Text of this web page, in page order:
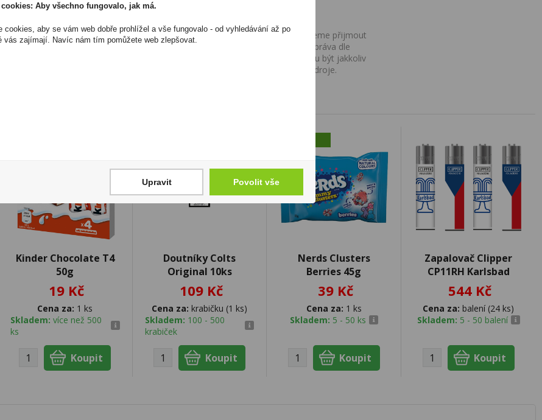
Sudy: bílý americký dub po burbonu
I přesto, že jsou informace o výrobcích pravidelně aktualizovány, nemůžeme přijmout
odpovědnost za jakékoliv nesprávné informace. To však nemá vliv na Vaše práva dle
zákona. Tyto informace jsou podávány pouze pro osobní použití a nemohou být jakkoliv
kopírovány bez předchozího souhlasu DonPealo ani bez řádného uvedení zdroje.
Kinder Chocolate T4
50g
19 Kč
Cena za: 1 ks
Skladem:více než 500
ks
Doutníky Colts
Original 10ks
109 Kč
Cena za: krabičku (1 ks)
Skladem: 100 - 500
krabiček
Nerds Clusters
Berries 45g
39 Kč
Cena za: 1 ks
Skladem: 5 - 50 ks
Zapalovač Clipper
CP11RH Karlsbad
544 Kč
Cena za: balení (24 ks)
Skladem: 5 - 50 balení
cookies: Aby všechno fungovalo, jak má.
cookies, aby se vám web dobře prohlížel a vše fungovalo - od vyhledávání až po
vás zajímají. Navíc nám tím pomůžete web zlepšovat.
Upravit Povolit vše